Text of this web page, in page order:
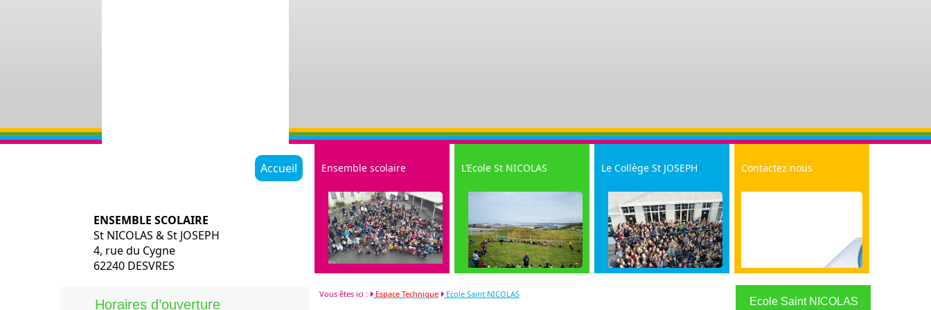
Accueil
ENSEMBLE SCOLAIRE
St NICOLAS & St JOSEPH
4, rue du Cygne
62240 DESVRES
Ensemble scolaire L’Ecole St NICOLAS
Sorties et Evénements
Le Collège St JOSEPH Contactez nous
Contactez Saint Joseph
Contactez Saint Nicolas
Horaires d’ouverture
Vous êtes ici : Espace Technique Ecole Saint NICOLAS
Ecole Saint NICOLAS